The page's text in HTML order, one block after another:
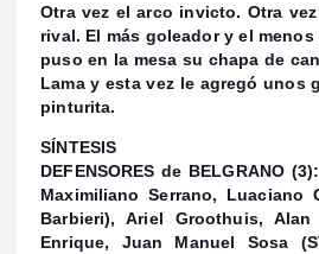
Otra vez el arco invicto. Otra
rival. El más goleador y el
puso en la mesa su chapa de
Lama y esta vez le agregó unos
pinturita.
SÍNTESIS
DEFENSORES de BELGRANO
Maximiliano Serrano, Luaciano
Barbieri), Ariel Groothuis, Alan
Enrique, Juan Manuel Sosa